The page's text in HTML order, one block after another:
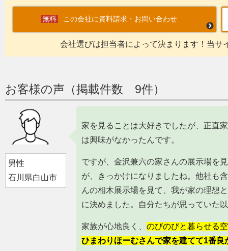
この会社に資料請求・お問い合わせ
会社選びは担当者によって決まります！当サ
お客様の声（掲載件数 9件）
男性
石川県白山市
家を見ることは大好きでしたが、正直
は興味がなかったんです。
ですが、金沢兼六の家さんの展示場を
が、きっかけになりましたね。他社も
んの相木展示場を見て、我が家の理想
に決めました。自分たちが思っていた
家族が心地良く、 のびのびと暮らせる
ひまわりほーむさんで家を建てて1番良